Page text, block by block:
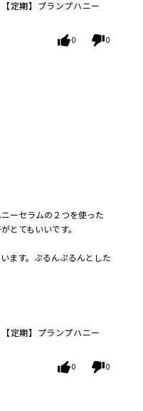
【定期】プランプハニー
0 0
ーセラムの２つを使った
とてもいいです。
ます。ぷるんぷるんとした
【定期】プランプハニー
0 0